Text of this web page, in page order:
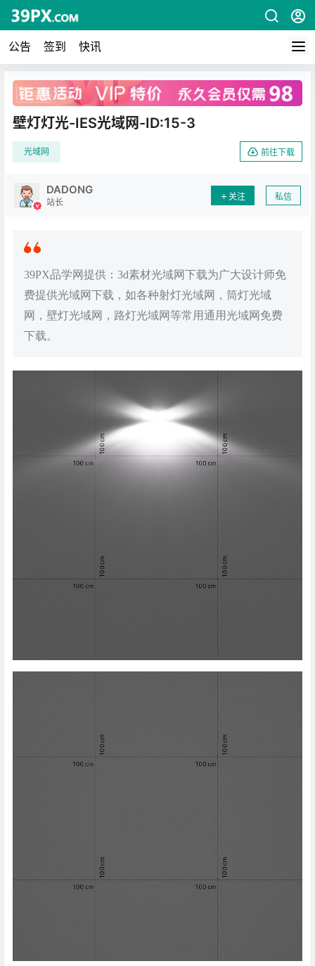
公告 签到 快讯
广告
壁灯灯光-IES光域网-ID:15-3
光域网 前往下载
DADONG
站长
关注 私信
39PX品学网提供：3d素材光域网下载为广大设计师免
费提供光域网下载，如各种射灯光域网，筒灯光域
网，壁灯光域网，路灯光域网等常用通用光域网免费
下载。